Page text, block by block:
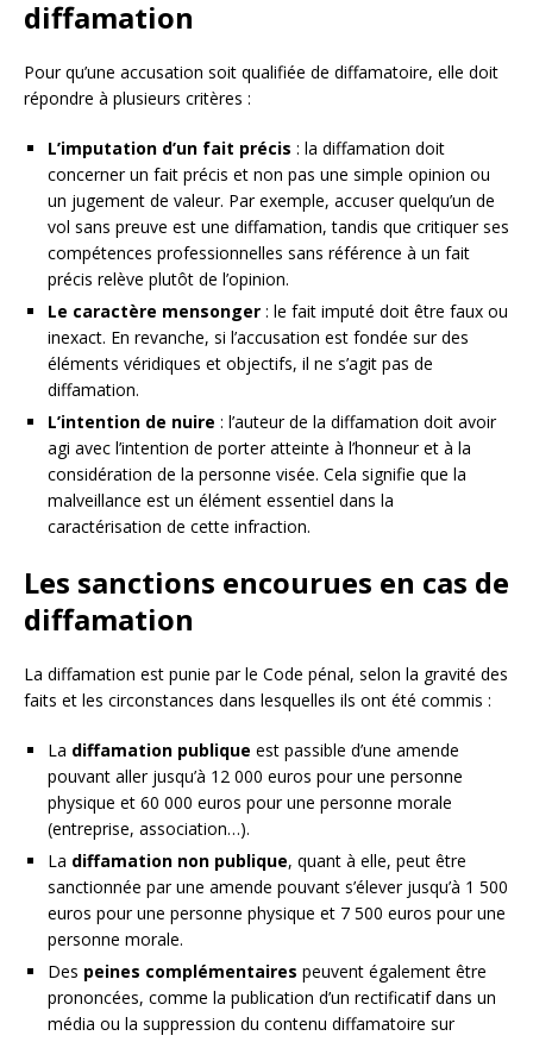
diffamation
Pour qu’une accusation soit qualifiée de diffamatoire, elle doit
répondre à plusieurs critères :
L’imputation d’un fait précis : la diffamation doit
concerner un fait précis et non pas une simple opinion ou
un jugement de valeur. Par exemple, accuser quelqu’un de
vol sans preuve est une diffamation, tandis que critiquer ses
compétences professionnelles sans référence à un fait
précis relève plutôt de l’opinion.
Le caractère mensonger : le fait imputé doit être faux ou
inexact. En revanche, si l’accusation est fondée sur des
éléments véridiques et objectifs, il ne s’agit pas de
diffamation.
L’intention de nuire : l’auteur de la diffamation doit avoir
agi avec l’intention de porter atteinte à l’honneur et à la
considération de la personne visée. Cela signifie que la
malveillance est un élément essentiel dans la
caractérisation de cette infraction.
Les sanctions encourues en cas de
diffamation
La diffamation est punie par le Code pénal, selon la gravité des
faits et les circonstances dans lesquelles ils ont été commis :
La diffamation publique est passible d’une amende
pouvant aller jusqu’à 12 000 euros pour une personne
physique et 60 000 euros pour une personne morale
(entreprise, association…).
La diffamation non publique, quant à elle, peut être
sanctionnée par une amende pouvant s’élever jusqu’à 1 500
euros pour une personne physique et 7 500 euros pour une
personne morale.
Des peines complémentaires peuvent également être
prononcées, comme la publication d’un rectificatif dans un
média ou la suppression du contenu diffamatoire sur